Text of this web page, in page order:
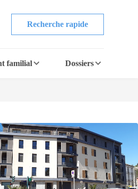
Recherche rapide
familial Dossiers